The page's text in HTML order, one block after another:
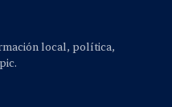
local, política,